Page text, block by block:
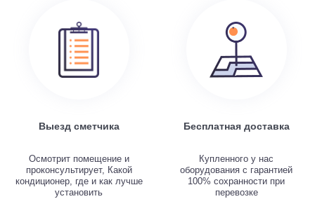
Выезд сметчика
Осмотрит помещение и
проконсультирует, Какой
кондиционер, где и как лучше
установить
Бесплатная доставка
Купленного у нас
оборудования с гарантией
100% сохранности при
перевозке